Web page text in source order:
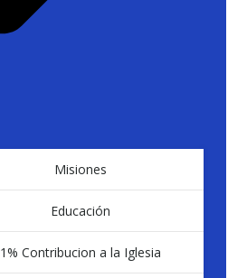
Misiones
Educación
1% Contribucion a la Iglesia